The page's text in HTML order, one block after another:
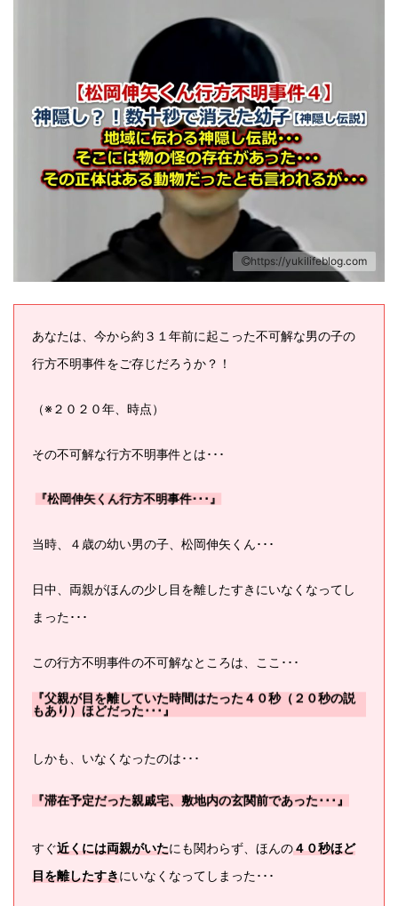
https://yukilifeblog.com
あなたは、今から約３１ 年前に起こった不可解な男の子の
行方不明事件をご存じだろうか？！
（※２０２０年、時点）
その不可解な行方不明事件とは･･･
『松岡伸矢くん行方不明事件･･･』
当時、４歳の幼い男の子、松岡伸矢くん･･･
日中、両親がほんの少し目を離したすきにいなくなってし
まった･･･
この行方不明事件の不可解なところは、ここ･･･
『父親が目を離していた時間はたった４０秒（２０秒の説
もあり）ほどだった･･･』
しかも、いなくなったのは･･･
『滞在予定だった親戚宅、敷地内の玄関前であった･･･』
すぐ近くには両親がいたにも関わらず、ほんの４０秒ほど
目を離したすきにいなくなってしまった･･･